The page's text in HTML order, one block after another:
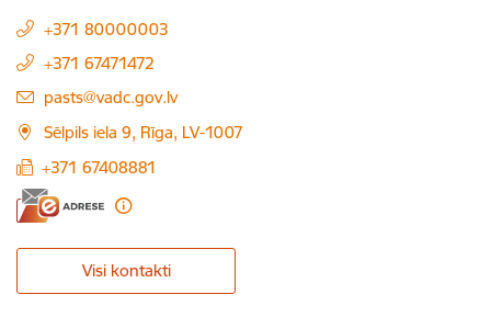
+371 80000003
+371 67471472
E-pasts:
pasts@vadc.gov.lv
Sēlpils iela 9, Rīga, LV-1007
+371 67408881
Visi kontakti